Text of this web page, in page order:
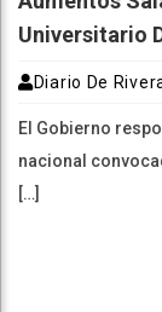
Universitario
Diario De
El Gobierno
nacional
[…]